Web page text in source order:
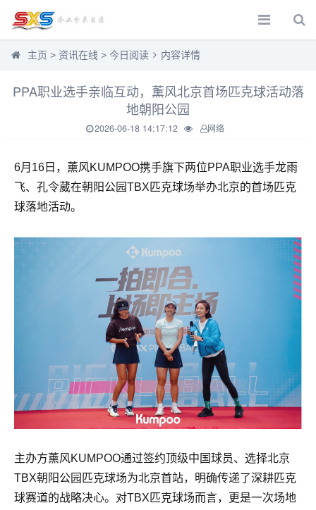
主页 > 资讯在线 > 今日阅读 内容详情
PPA职业选手亲临互动，薰风北京首场匹克球活动落
地朝阳公园
2026-06-18 14:17:12 网络
6月16日，薰风KUMPOO携手旗下两位PPA职业选手龙雨
飞、孔令葳在朝阳公园TBX匹克球场举办北京的首场匹克
球落地活动。
主办方薰风KUMPOO通过签约顶级中国球员、选择北京
TBX朝阳公园匹克球场为北京首站，明确传递了深耕匹克
球赛道的战略决心。对TBX匹克球场而言，更是一次场地